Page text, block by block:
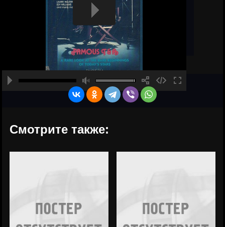
Смотрите также: